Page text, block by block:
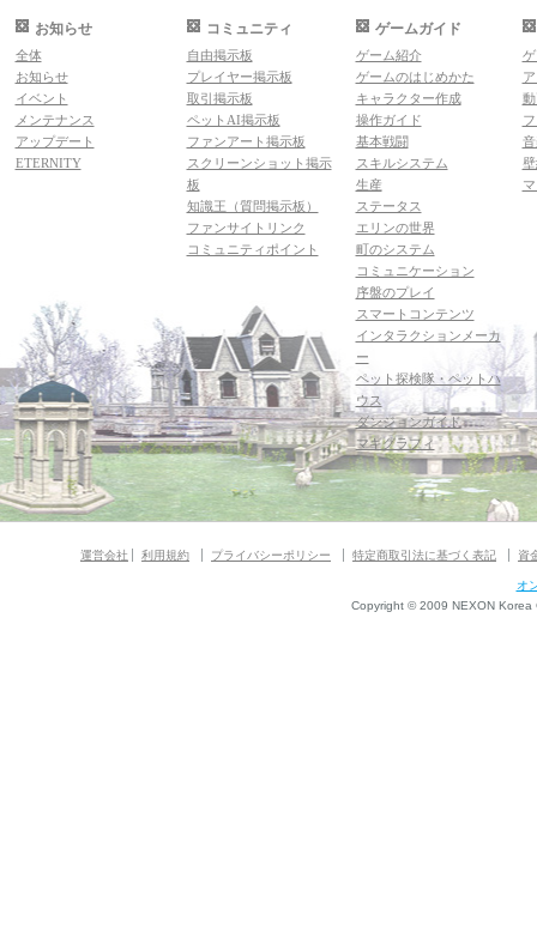
お知らせ
全体
お知らせ
イベント
メンテナンス
アップデート
ETERNITY
コミュニティ
自由掲示板
プレイヤー掲示板
取引掲示板
ペットAI掲示板
ファンアート掲示板
スクリーンショット掲示
板
知識王（質問掲示板）
ファンサイトリンク
コミュニティポイント
ゲームガイド
ゲーム紹介
ゲームのはじめかた
キャラクター作成
操作ガイド
基本戦闘
スキルシステム
生産
ステータス
エリンの世界
町のシステム
コミュニケーション
序盤のプレイ
スマートコンテンツ
インタラクションメーカ
ー
ペット探検隊・ペットハ
ウス
ダンジョンガイド
マギグラフィ
運営会社 利用規約 プライバシーポリシー 特定商取引法に基づく表記 資
オ
Copyright © 2009 NEXON Korea